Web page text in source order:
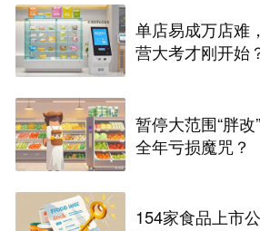
单店易成万店难
营大考才刚开始
暂停大范围“胖
全年亏损魔咒？
154家食品上市